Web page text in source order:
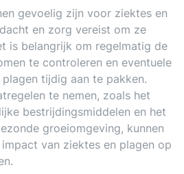
gevoelig zijn voor ziektes en
en zorg vereist om ze
is belangrijk om regelmatig de
te controleren en eventuele
tijdig aan te pakken.
te nemen, zoals het
bestrijdingsmiddelen en het
groeiomgeving, kunnen
van ziektes en plagen op